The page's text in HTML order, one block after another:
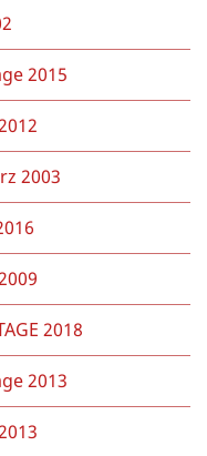
2015
2003
2018
2013